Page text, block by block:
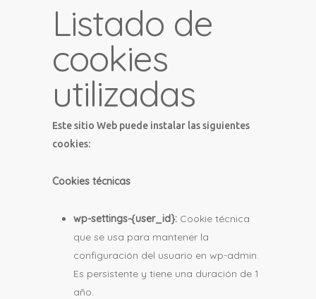
Listado de
cookies
utilizadas
Este sitio Web puede instalar las siguientes
cookies:
Cookies técnicas
wp-settings-{user_id}: Cookie técnica
que se usa para mantener la
configuración del usuario en wp-admin.
Es persistente y tiene una duración de 1
año.